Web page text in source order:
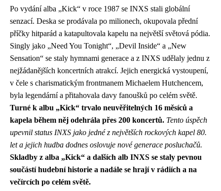
Po vydání alba „Kick“ v roce 1987 se INXS stali globální
senzací. Deska se prodávala po milionech, okupovala přední
příčky hitparád a katapultovala kapelu na největší světová pódia.
Singly jako „Need You Tonight“, „Devil Inside“ a „New
Sensation“ se staly hymnami generace a z INXS udělaly jednu z
nejžádanějších koncertních atrakcí. Jejich energická vystoupení,
v čele s charismatickým frontmanem Michaelem Hutchencem,
byla legendární a přitahovala davy fanoušků po celém světě.
Turné k albu „Kick“ trvalo neuvěřitelných 16 měsíců a
kapela během něj odehrála přes 200 koncertů. Tento úspěch
upevnil status INXS jako jedné z největších rockových kapel 80.
let a jejich hudba dodnes oslovuje nové generace posluchačů.
Skladby z alba „Kick“ a dalších alb INXS se staly pevnou
součástí hudební historie a nadále se hrají v rádiích a na
večírcích po celém světě.